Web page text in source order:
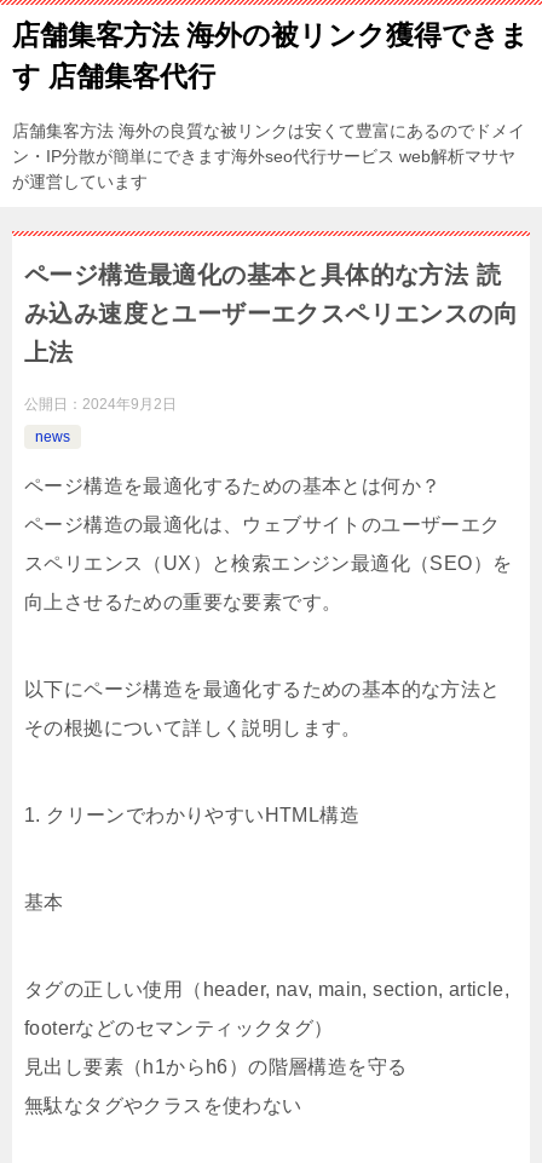
店舗集客方法 海外の被リンク獲得できま
す 店舗集客代行
店舗集客方法 海外の良質な被リンクは安くて豊富にあるのでドメイ
ン・IP分散が簡単にできます海外seo代行サービス web解析マサヤ
が運営しています
ページ構造最適化の基本と具体的な方法 読
み込み速度とユーザーエクスペリエンスの向
上法
公開日： 2024年9月2日
news
ページ構造を最適化するための基本とは何か？
ページ構造の最適化は、ウェブサイトのユーザーエク
スペリエンス（UX）と検索エンジン最適化（SEO）を
向上させるための重要な要素です。
以下にページ構造を最適化するための基本的な方法と
その根拠について詳しく説明します。
1. クリーンでわかりやすいHTML構造
基本
タグの正しい使用（header, nav, main, section, article,
footerなどのセマンティックタグ）
見出し要素（h1からh6）の階層構造を守る
無駄なタグやクラスを使わない